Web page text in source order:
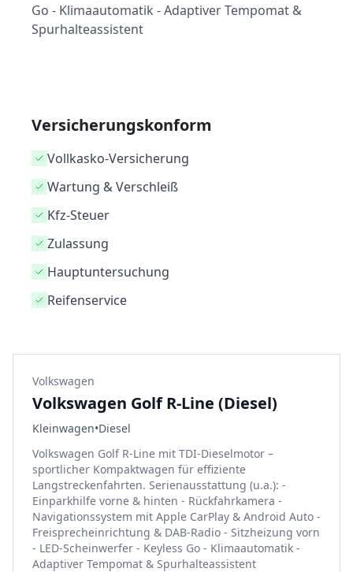
Go - Klimaautomatik - Adaptiver Tempomat &
Spurhalteassistent
Versicherungskonform
Vollkasko-Versicherung
Wartung & Verschleiß
Kfz-Steuer
Zulassung
Hauptuntersuchung
Reifenservice
Volkswagen
Volkswagen Golf R-Line (Diesel)
Kleinwagen•Diesel
Volkswagen Golf R-Line mit TDI-Dieselmotor –
sportlicher Kompaktwagen für effiziente
Langstreckenfahrten. Serienausstattung (u.a.): -
Einparkhilfe vorne & hinten - Rückfahrkamera -
Navigationssystem mit Apple CarPlay & Android Auto -
Freisprecheinrichtung & DAB-Radio - Sitzheizung vorn
- LED-Scheinwerfer - Keyless Go - Klimaautomatik -
Adaptiver Tempomat & Spurhalteassistent